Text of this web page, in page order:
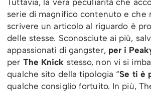
Tuttavia, la vera peculiarità che
serie di magnifico contenuto e che
scrivere un articolo al riguardo è
delle stesse. Sconosciute ai più,
appassionati di gangster, per i
per The Knick stesso, non vi si
qualche sito della tipologia “Se ti è
qualche consiglio fortuito. In più,